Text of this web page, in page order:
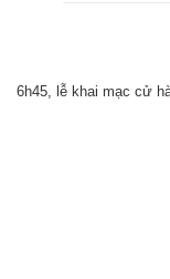
6h45, lễ khai mạc cử